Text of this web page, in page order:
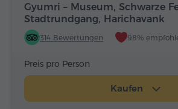
Gyumri – Museum, Schwarze
Stadtrundgang, Harichavank
314 Bewertungen 98%
Preis pro Person
Kaufen